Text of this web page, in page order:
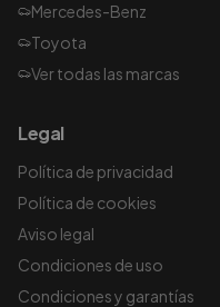
Mercedes-Benz
Toyota
Ver todas las marcas
Legal
Política de privacidad
Política de cookies
Aviso legal
Condiciones de uso
Condiciones y garantías